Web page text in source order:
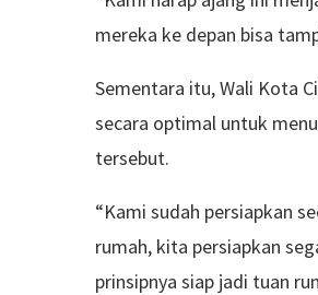
mereka ke depan bisa
Sementara itu, Wali Kota
secara optimal untuk
tersebut.
“Kami sudah persiapkan
rumah, kita persiapkan
prinsipnya siap jadi tuan